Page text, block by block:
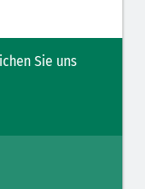
Sie uns